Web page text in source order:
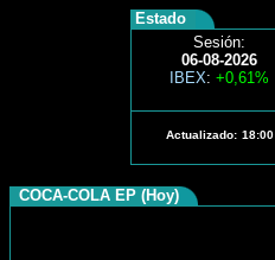
Estado
Sesión:
06-08-2026
IBEX: +0,61%
Actualizado: 18:00
COCA-COLA EP (Hoy)